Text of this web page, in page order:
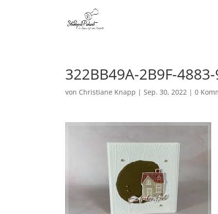
322BB49A-2B9F-
von Christiane Knapp |Sep. 30, 2022 |0